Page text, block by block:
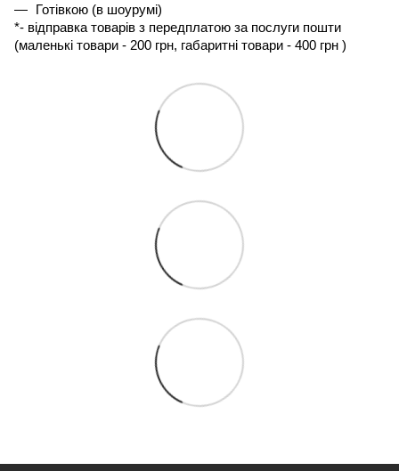
Готівкою (в шоурумі)
*- відправка товарів з передплатою за послуги пошти
(маленькі товари - 200 грн, габаритні товари - 400 грн )